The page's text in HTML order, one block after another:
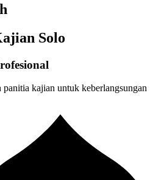
Solo
kajian untuk keberlangsungan